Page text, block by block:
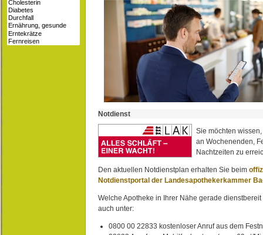
Notdienst
Sie möchten
an Wochenenden,
Nachtzeiten zu
Den aktuellen Notdienstplan erhalten Sie beim
Notdienstportal der Landesapothekerkammer
Welche Apotheke in Ihrer Nähe gerade
auch unter:
0800 00 22833 kostenloser Anruf aus dem